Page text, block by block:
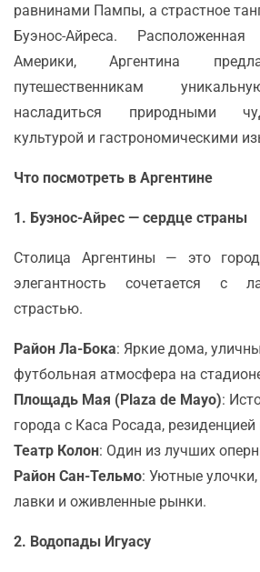
равнинами Пампы, а страстное
Буэнос-Айреса.
Америки, Аргентина
путешественникам
насладиться природными
культурой и гастрономическими
Что посмотреть в Аргентине
1. Буэнос-Айрес — сердце страны
Столица Аргентины — это
элегантность сочетается с
страстью.
Район Ла-Бока: Яркие дома,
футбольная атмосфера на
Площадь Мая (Plaza de Mayo):
города с Каса Росада, резиденцией
Театр Колон: Один из лучших
Район Сан-Тельмо: Уютные
лавки и оживленные рынки.
2. Водопады Игуасу